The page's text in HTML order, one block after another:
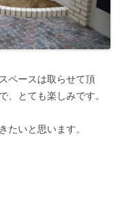
ペースは取らせて頂
、とても楽しみです。
たいと思います。